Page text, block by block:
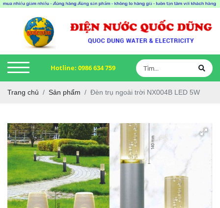
Hotline: 0986 634 759
Trang chủ Sản phẩm Đèn trụ ngoài trời NX004B LED 5W